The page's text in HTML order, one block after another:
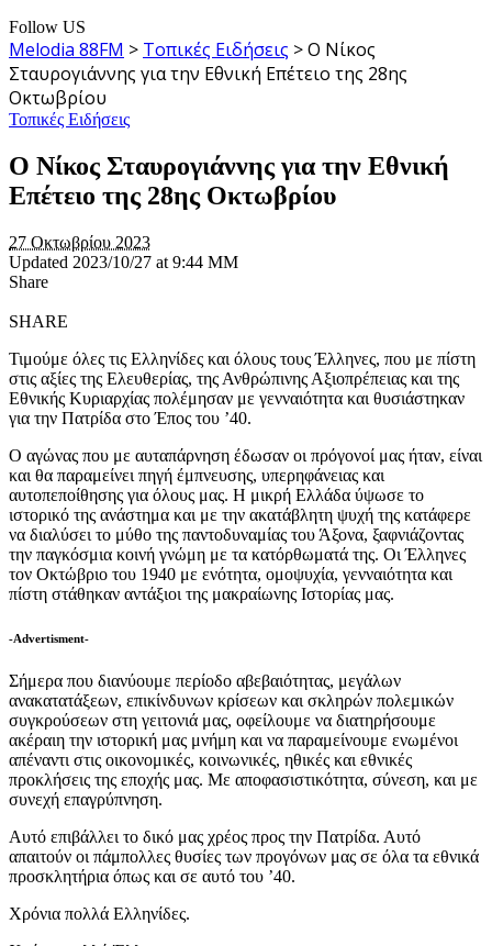
Follow US
Melodia 88FM > Τοπικές Ειδήσεις >Ο Νίκος
Σταυρογιάννης για την Εθνική Επέτειο της 28ης
Οκτωβρίου
Τοπικές Ειδήσεις
Ο Νίκος Σταυρογιάννης για την Εθνική
Επέτειο της 28ης Οκτωβρίου
27 Οκτωβρίου 2023
Updated 2023/10/27 at 9:44 ΜΜ
Share
SHARE
Τιμούμε όλες τις Ελληνίδες και όλους τους Έλληνες, που με πίστη
στις αξίες της Ελευθερίας, της Ανθρώπινης Αξιοπρέπειας και της
Εθνικής Κυριαρχίας πολέμησαν με γενναιότητα και θυσιάστηκαν
για την Πατρίδα στο Έπος του ’40.
Ο αγώνας που με αυταπάρνηση έδωσαν οι πρόγονοί μας ήταν, είναι
και θα παραμείνει πηγή έμπνευσης, υπερηφάνειας και
αυτοπεποίθησης για όλους μας. Η μικρή Ελλάδα ύψωσε το
ιστορικό της ανάστημα και με την ακατάβλητη ψυχή της κατάφερε
να διαλύσει το μύθο της παντοδυναμίας του Άξονα, ξαφνιάζοντας
την παγκόσμια κοινή γνώμη με τα κατόρθωματά της. Οι Έλληνες
τον Οκτώβριο του 1940 με ενότητα, ομοψυχία, γενναιότητα και
πίστη στάθηκαν αντάξιοι της μακραίωνης Ιστορίας μας.
-Advertisment-
Σήμερα που διανύουμε περίοδο αβεβαιότητας, μεγάλων
ανακατατάξεων, επικίνδυνων κρίσεων και σκληρών πολεμικών
συγκρούσεων στη γειτονιά μας, οφείλουμε να διατηρήσουμε
ακέραιη την ιστορική μας μνήμη και να παραμείνουμε ενωμένοι
απέναντι στις οικονομικές, κοινωνικές, ηθικές και εθνικές
προκλήσεις της εποχής μας. Με αποφασιστικότητα, σύνεση, και με
συνεχή επαγρύπνηση.
Αυτό επιβάλλει το δικό μας χρέος προς την Πατρίδα. Αυτό
απαιτούν οι πάμπολλες θυσίες των προγόνων μας σε όλα τα εθνικά
προσκλητήρια όπως και σε αυτό του ’40.
Χρόνια πολλά Ελληνίδες.